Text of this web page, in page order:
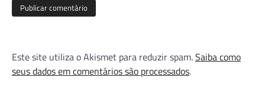
Este site utiliza o Akismet para reduzir spam.Saiba como
seus dados em comentários são processados.